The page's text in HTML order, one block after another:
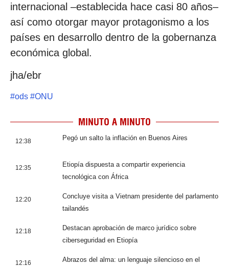
internacional –establecida hace casi 80 años–
así como otorgar mayor protagonismo a los
países en desarrollo dentro de la gobernanza
económica global.
jha/ebr
#ods #ONU
MINUTO A MINUTO
12:38 Pegó un salto la inflación en Buenos Aires
12:35
Etiopía dispuesta a compartir experiencia
tecnológica con África
12:20
Concluye visita a Vietnam presidente del parlamento
tailandés
12:18
Destacan aprobación de marco jurídico sobre
ciberseguridad en Etiopía
12:16
Abrazos del alma: un lenguaje silencioso en el